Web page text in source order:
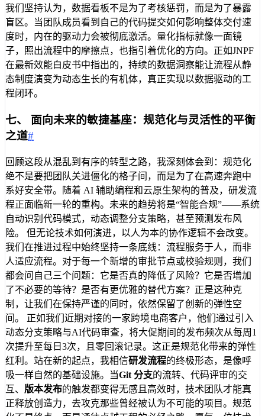
我们坚持认为，数据看板不是为了考核惩罚，而是为了暴露
盲区。当团队成员看到自己的代码提交如何影响整体交付速
度时，内在的驱动力会被彻底激活。量化指标就像一面镜
子，照出流程中的摩擦点，也指引着优化的方向。正如JNPF
在最新效能白皮书中指出的，持续的数据洞察能让流程从静
态制度演变为动态生长的有机体，真正实现以数据驱动的工
程闭环。
七、 面向未来的敏捷基座：规范化与灵活性的平衡
之道#
回顾这段从混乱到有序的转型之路，我深刻体会到：规范化
绝不是要把团队关进僵化的格子间，而是为了在高速奔跑中
系好安全带。随着 AI 辅助编程和云原生架构的普及，研发流
程正面临新一轮的重构。未来的趋势将是“智能合规”——系统
自动识别代码模式，动态调整分支策略，甚至预测发布风
险。 但无论技术如何演进，以人为本的协作逻辑不会改变。
我们在推进过程中始终坚持一条底线：流程服务于人，而非
人适应流程。对于每一个新增的审批节点或校验规则，我们
都会问自己三个问题：它是否真的降低了风险？它是否增加
了不必要的等待？是否有更优雅的替代方案？正是这种克
制，让我们在保持严谨的同时，依然保留了创新的弹性空
间。 正如我们近期对接的一家跨境电商客户，他们通过引入
动态分支策略与AI代码审查，将大促期间的发布频次从每周1
次提升至每日3次，且零回滚记录。这正是规范化带来的弹性
红利。站在新的起点，我相信研发流程的终极形态，是像呼
吸一样自然的基础设施。当Git 分支的流转、代码评审的交
互、 版本发布的触发都变得无感且高效时，技术团队才能真
正释放创造力，去攻克那些曾经被认为不可能的项目。规范